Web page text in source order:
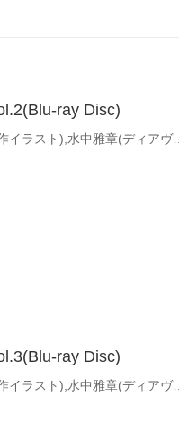
ray Disc)
(オムニバス),むらさきゆきや(原作),鶴崎貴大(原作イラスト),水中雅章(ディアヴロ),芹澤優(シェラ・L・グリーンウッド),和氣あず未(レム・ガレウ),金子志津枝(キャラクターデザイン),加藤裕介(音楽)
ray Disc)
(オムニバス),むらさきゆきや(原作),鶴崎貴大(原作イラスト),水中雅章(ディアヴロ),芹澤優(シェラ・L・グリーンウッド),和氣あず未(レム・ガレウ),金子志津枝(キャラクターデザイン),加藤裕介(音楽)